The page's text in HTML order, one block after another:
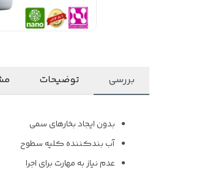
بررسی توضیحات
بدون ایجاد بخارهای سمی
آب بندکننده کلیه سطوح
عدم نیاز به مهارت برای اجرا